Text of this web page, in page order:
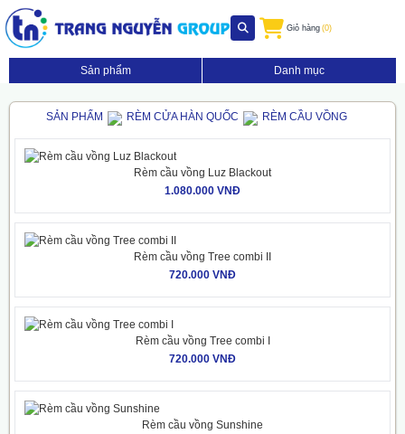
Giỏ hàng (0)
Sản phẩm Danh mục
SẢN PHẨM RÈM CỬA HÀN QUỐC RÈM CẦU VỒNG
Rèm cầu vồng Luz Blackout
1.080.000 VNĐ
Rèm cầu vồng Tree combi II
720.000 VNĐ
Rèm cầu vồng Tree combi I
720.000 VNĐ
Rèm cầu vồng Sunshine